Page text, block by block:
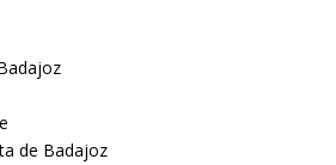
de Badajoz